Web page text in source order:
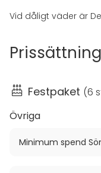
Vid dåligt väder är
Prissättning
Festpaket (6
Övriga
Minimum spend